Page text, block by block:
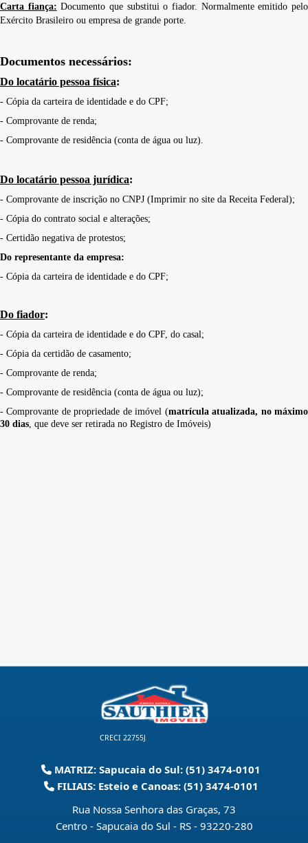
Carta fiança: Documento que substitui o fiador. Normalmente emitido pelo
Exército Brasileiro ou empresa de grande porte.
Documentos necessários:
Do locatário pessoa física:
- Cópia da carteira de identidade e do CPF;
- Comprovante de renda;
- Comprovante de residência (conta de água ou luz).
Do locatário pessoa jurídica:
- Comprovante de inscrição no CNPJ (Imprimir no site da Receita Federal);
- Cópia do contrato social e alterações;
- Certidão negativa de protestos;
Do representante da empresa:
- Cópia da carteira de identidade e do CPF;
Do fiador:
- Cópia da carteira de identidade e do CPF, do casal;
- Cópia da certidão de casamento;
- Comprovante de renda;
- Comprovante de residência (conta de água ou luz);
- Comprovante de propriedade de imóvel (matrícula atualizada, no máximo
30 dias, que deve ser retirada no Registro de Imóveis)
CRECI 22755J
MATRIZ: Sapucaia do Sul: (51) 3474-0101
FILIAIS: Esteio e Canoas: (51) 3474-0101
Rua Nossa Senhora das Graças, 73
Centro - Sapucaia do Sul - RS - 93220-280